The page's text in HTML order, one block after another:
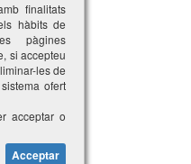
finalitats
hàbits de
pàgines
si accepteu
les de
ofert
acceptar o
Acceptar